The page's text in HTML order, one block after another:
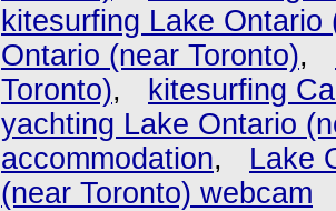
kitesurfing Lake Ontario
Ontario (near Toronto),
Toronto),
kitesurfing
yachting Lake Ontario
accommodation, Lake
(near Toronto) webcam